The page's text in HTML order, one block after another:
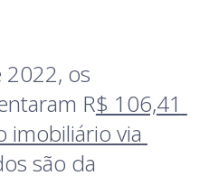
os
R$ 106,41
imobiliário via